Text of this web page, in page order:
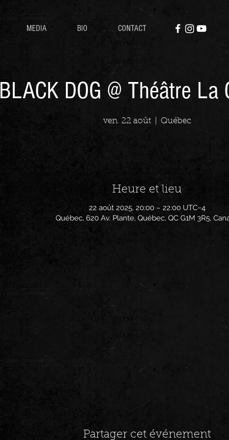
MEDIA BIO CONTACT
BLACK DOG @ Théâtre La
ven. 22 août
  |
Québec
Heure et lieu
22 août 2025, 20:00 – 22:00 UTC−4
Québec, 620 Av. Plante, Québec, QC G1M 3R5,
Partager cet événement